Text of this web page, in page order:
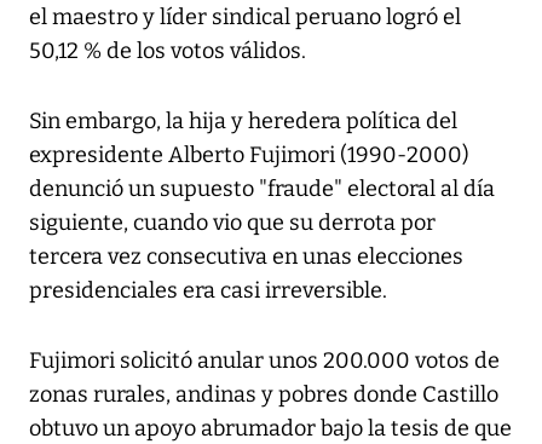
el maestro y líder sindical peruano logró el
50,12 % de los votos válidos.
Sin embargo, la hija y heredera política del
expresidente Alberto Fujimori (1990-2000)
denunció un supuesto "fraude" electoral al día
siguiente, cuando vio que su derrota por
tercera vez consecutiva en unas elecciones
presidenciales era casi irreversible.
Fujimori solicitó anular unos 200.000 votos de
zonas rurales, andinas y pobres donde Castillo
obtuvo un apoyo abrumador bajo la tesis de que